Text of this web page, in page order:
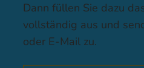
Dann füllen Sie dazu
vollständig aus und
oder E-Mail zu.